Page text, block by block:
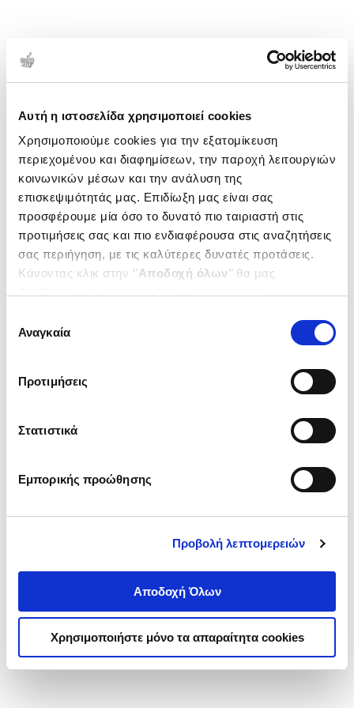
Αυτή η ιστοσελίδα χρησιμοποιεί cookies
Χρησιμοποιούμε cookies για την εξατομίκευση
περιεχομένου και διαφημίσεων, την παροχή λειτουργιών
κοινωνικών μέσων και την ανάλυση της
επισκεψιμότητάς μας. Επιδίωξη μας είναι σας
προσφέρουμε μία όσο το δυνατό πιο ταιριαστή στις
προτιμήσεις σας και πιο ενδιαφέρουσα στις αναζητήσεις
σας περιήγηση, με τις καλύτερες δυνατές προτάσεις.
Κάνοντας κλικ στην ‘’Αποδοχή όλων’’ θα μας
ενδιαφέρουν και να επιλέξετε από τα παρακάτω με την
΄΄και να ενημερωθείτε σχετικά με
συγκατάθεσης
Αναγκαία
Προτιμήσεις
Στατιστικά
Εμπορικής προώθησης
Προβολή λεπτομερειών
Αποδοχή Όλων
Χρησιμοποιήστε μόνο τα απαραίτητα cookies